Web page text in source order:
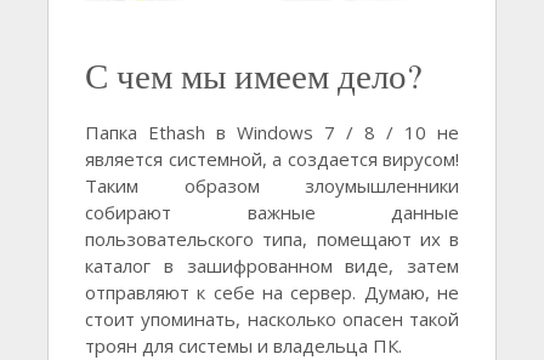
С чем мы имеем дело?
Папка Ethash в Windows 7 / 8 / 10 не
является системной, а создается вирусом!
Таким образом злоумышленники
собирают важные данные
пользовательского типа, помещают их в
каталог в зашифрованном виде, затем
отправляют к себе на сервер. Думаю, не
стоит упоминать, насколько опасен такой
троян для системы и владельца ПК.